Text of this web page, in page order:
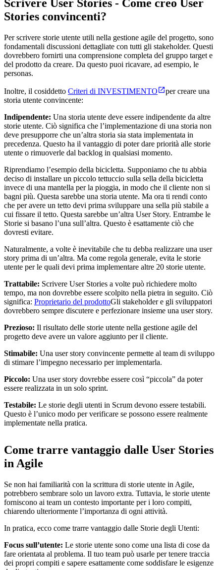
Scrivere User Stories - Come creo User
Stories convincenti?
Per scrivere storie utente utili nella gestione agile del progetto, sono
fondamentali discussioni dettagliate con tutti gli stakeholder. Questi
dovrebbero fornirti una comprensione completa del gruppo target e
del prodotto da creare. Da questo puoi ricavare, ad esempio, le
personas.
Inoltre, il cosiddetto Criteri di INVESTIMENTO
per creare una
storia utente convincente:
Indipendente: Una storia utente deve essere indipendente da altre
storie utente. Ciò significa che l’implementazione di una storia non
deve presupporre che un’altra storia sia stata implementata in
precedenza. Questo ha il vantaggio di poter dare priorità alle storie
utente o rimuoverle dal backlog in qualsiasi momento.
Riprendiamo l’esempio della bicicletta. Supponiamo che tu abbia
deciso di installare un piccolo tettuccio sulla sella della bicicletta
invece di una mantella per la pioggia, in modo che il cliente non si
bagni più. Questa sarebbe una storia utente. Ma ora ti rendi conto
che per avere un tetto devi prima sviluppare una sella più stabile a
cui fissare il tetto. Questa sarebbe un’altra User Story. Entrambe le
Storie si basano l’una sull’altra. Questo è esattamente ciò che
dovresti evitare.
Naturalmente, a volte è inevitabile che tu debba realizzare una user
story prima di un’altra. Ma come regola generale, evita le storie
utente per le quali devi prima implementare altre 20 storie utente.
Trattabile: Scrivere User Stories a volte può richiedere molto
tempo, ma non dovrebbe essere scolpito nella pietra in seguito. Ciò
significa: Proprietario del prodottoGli stakeholder e gli sviluppatori
dovrebbero sempre discutere e perfezionare insieme una user story.
Prezioso: Il risultato delle storie utente nella gestione agile del
progetto deve avere un valore aggiunto per il cliente.
Stimabile: Una user story convincente permette al team di sviluppo
di stimare l’impegno necessario per implementarla.
Piccolo: Una user story dovrebbe essere così “piccola” da poter
essere realizzata in un solo sprint.
Testabile: Le storie degli utenti in Scrum devono essere testabili.
Questo è l’unico modo per verificare se possono essere realmente
implementate nella pratica.
Come trarre vantaggio dalle User Stories
in Agile
Se non hai familiarità con la scrittura di storie utente in Agile,
potrebbero sembrare solo un lavoro extra. Tuttavia, le storie utente
forniscono ai team un contesto importante per i loro compiti,
chiarendo ulteriormente l’importanza di ogni attività.
In pratica, ecco come trarre vantaggio dalle Storie degli Utenti:
Focus sull’utente: Le storie utente sono come una lista di cose da
fare orientata al problema. Il tuo team può usarle per tenere traccia
dei propri compiti e sapere esattamente come soddisfare le esigenze